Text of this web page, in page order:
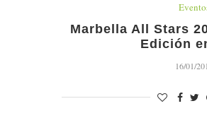
Marbella All Stars
Edición
16/01/